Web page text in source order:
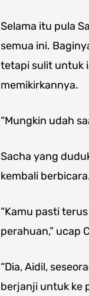
Selama itu pula
semua ini.
tetapi sulit untuk
memikirkannya.
“Mungkin udah
Sacha yang
kembali
“Kamu pasti
perahuan,” ucap
“Dia, Aidil,
berjanji untuk ke